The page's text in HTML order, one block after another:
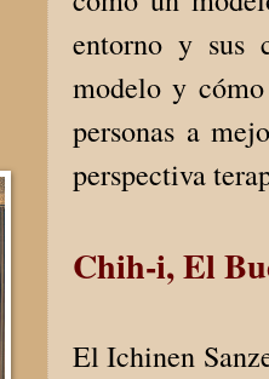
entorno y sus
modelo y
personas a
perspectiva
Chih-i, El
El Ichinen